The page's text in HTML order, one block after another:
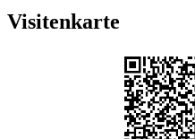
Visitenkarte